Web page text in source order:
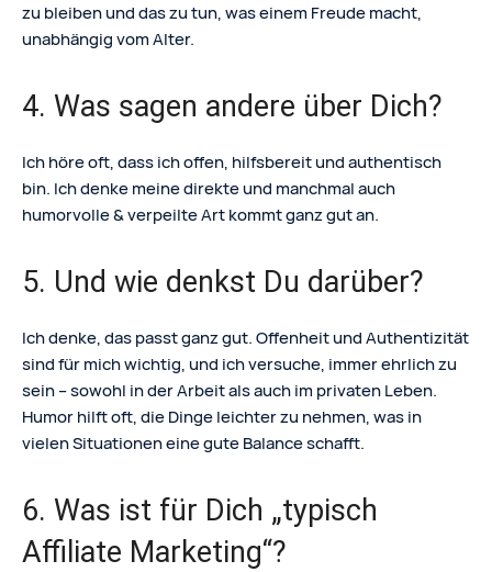
zu bleiben und das zu tun, was einem Freude macht,
unabhängig vom Alter.
4. Was sagen andere über Dich?
Ich höre oft, dass ich offen, hilfsbereit und authentisch
bin. Ich denke meine direkte und manchmal auch
humorvolle & verpeilte Art kommt ganz gut an.
5. Und wie denkst Du darüber?
Ich denke, das passt ganz gut. Offenheit und Authentizität
sind für mich wichtig, und ich versuche, immer ehrlich zu
sein – sowohl in der Arbeit als auch im privaten Leben.
Humor hilft oft, die Dinge leichter zu nehmen, was in
vielen Situationen eine gute Balance schafft.
6. Was ist für Dich „typisch
Affiliate Marketing“?